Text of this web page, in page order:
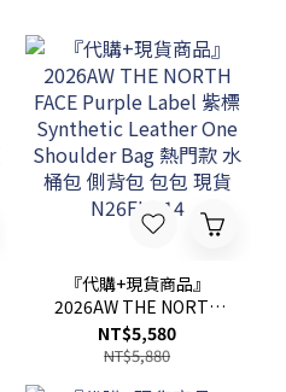
『代購+現貨商品』
2026AW THE NORTH
FACE Purple Label 紫標
Synthetic Leather One
NT$5,580
NT$5,880